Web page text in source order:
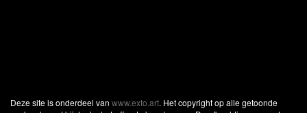
Deze site is onderdeel van www.exto.art. Het copyright op alle getoonde